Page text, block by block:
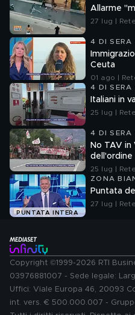
Allarme
27 lug |
4 DI SERA
Ceuta
01 ago |
4 DI SERA
Italiani in
25 lug |
4 DI SERA
No TAV
dell'ordine
25 lug |
PUNTATA INTERA
ZONA
Puntata
27 lug |
Copyright ©1999-2026 RTI
03976881007 - Sede legale:
Uffici: Viale Europa 46, 20093
int. vers. € 500.000.007 -